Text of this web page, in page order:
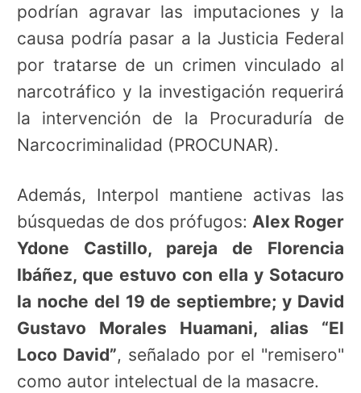
podrían agravar las imputaciones y la
causa podría pasar a la Justicia Federal
por tratarse de un crimen vinculado al
narcotráfico y la investigación requerirá
la intervención de la Procuraduría de
Narcocriminalidad (PROCUNAR).
Además, Interpol mantiene activas las
búsquedas de dos prófugos: Alex Roger
Ydone Castillo, pareja de Florencia
Ibáñez, que estuvo con ella y Sotacuro
la noche del 19 de septiembre; y David
Gustavo Morales Huamani, alias “El
Loco David”, señalado por el "remisero"
como autor intelectual de la masacre.